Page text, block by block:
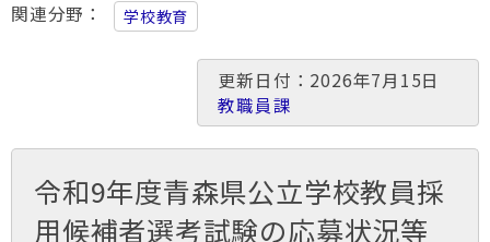
関連分野
学校教育
更新日付：2026年7月15日
教職員課
令和9年度青森県公立学校教員採
用候補者選考試験の応募状況等